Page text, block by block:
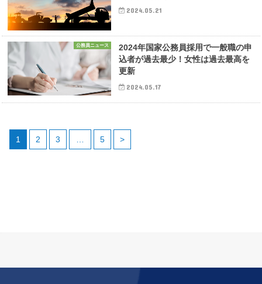
2024.05.21
公務員ニュース
2024年国家公務員採用で一般職の申
込者が過去最少！女性は過去最高を
更新
2024.05.17
1 2 3 5 >